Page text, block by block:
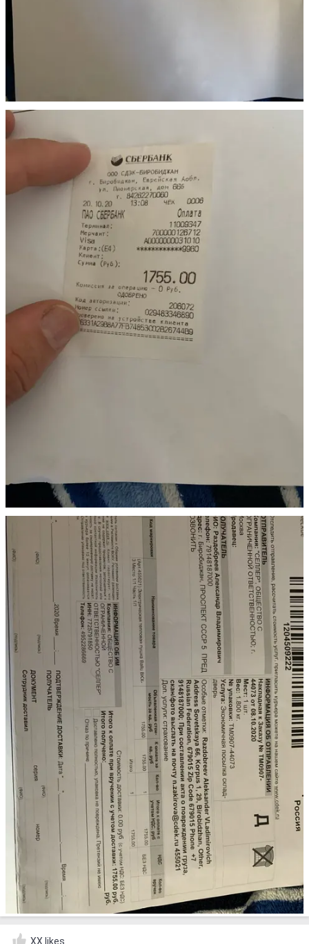
XX likes